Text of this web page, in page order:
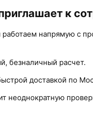
к
напрямую с
безналичный расчет.
доставкой по
неоднократную